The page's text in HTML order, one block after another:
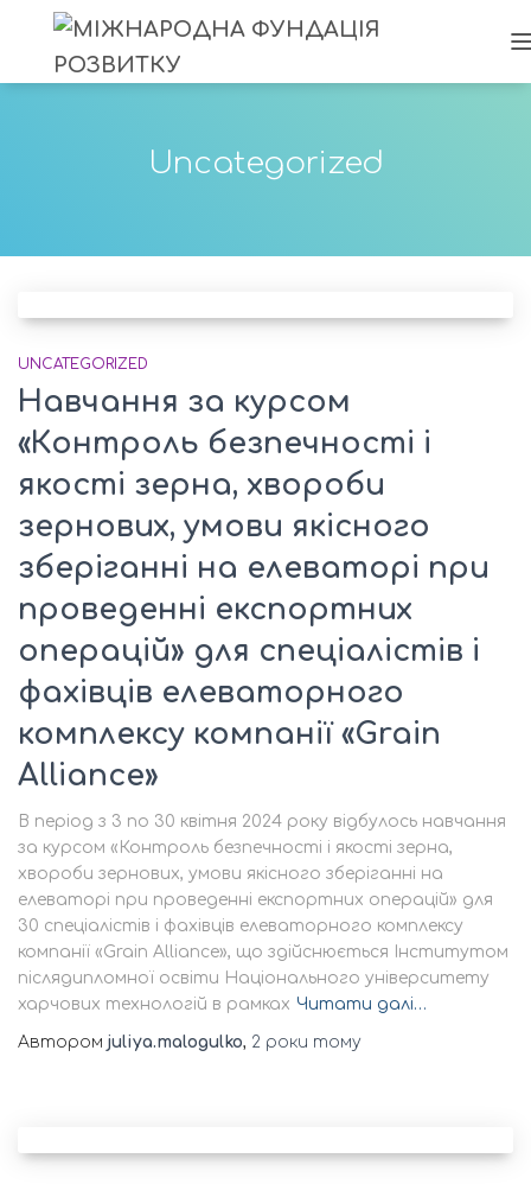
Uncategorized
UNCATEGORIZED
Навчання за курсом
«Контроль безпечності і
якості зерна, хвороби
зернових, умови якісного
зберіганні на елеваторі при
проведенні експортних
операцій» для спеціалістів і
фахівців елеваторного
комплексу компанії «Grain
Alliance»
В період з 3 по 30 квітня 2024 року відбулось навчання
за курсом «Контроль безпечності і якості зерна,
хвороби зернових, умови якісного зберіганні на
елеваторі при проведенні експортних операцій» для
30 спеціалістів і фахівців елеваторного комплексу
компанії «Grain Alliance», що здійснюється Інститутом
післядипломної освіти Національного університету
харчових технологій в рамках Читати далі…
Автором juliya.malogulko, 2 роки тому